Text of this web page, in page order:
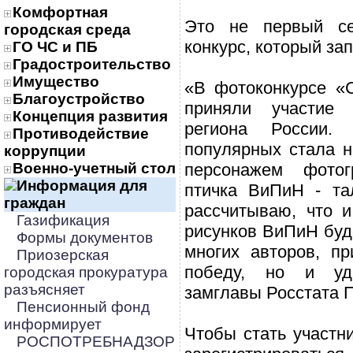
Комфортная
городская среда
ГО ЧС и ПБ
Градостроительство
Имущество
Благоустройство
Концепция развития
Противодействие
коррупции
Военно-учетный стол
Информация для
граждан
Газификация
Формы документов
Приозерская
городская прокуратура
разъясняет
Пенсионный фонд
информирует
РОСПОТРЕБНАДЗОР
Это не первый
конкурс, который
«В фотоконкурсе
приняли
региона
популярных стала
персонажем
птичка ВиПиН -
рассчитываю, что
рисунков ВиПиН
многих авторов,
победу, но и
замглавы Росстата
Чтобы стать